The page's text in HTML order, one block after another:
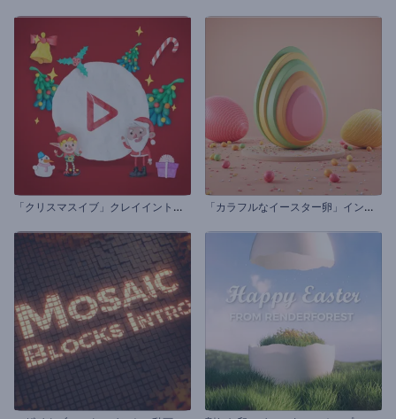
「
クリスマスイブ」クレイイントロ動画 「
カラフルなイースター卵」イントロ動画